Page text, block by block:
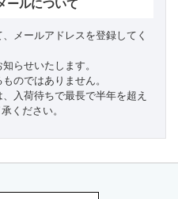
ールについて
メールアドレスを登録してく
らせいたします。
のではありません。
入荷待ちで最長で半年を超え
ください。